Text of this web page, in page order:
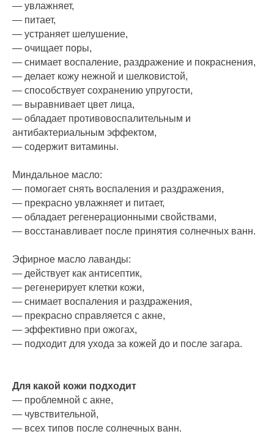
— увлажняет,
— питает,
— устраняет шелушение,
— очищает поры,
— снимает воспаление, раздражение и покраснения,
— делает кожу нежной и шелковистой,
— способствует сохранению упругости,
— выравнивает цвет лица,
— обладает противовоспалительным и
антибактериальным эффектом,
— содержит витамины.
Миндальное масло:
— помогает снять воспаления и раздражения,
— прекрасно увлажняет и питает,
— обладает регенерационными свойствами,
— восстанавливает после принятия солнечных ванн.
Эфирное масло лаванды:
— действует как антисептик,
— регенерирует клетки кожи,
— снимает воспаления и раздражения,
— прекрасно справляется с акне,
— эффективно при ожогах,
— подходит для ухода за кожей до и после загара.
Для какой кожи подходит
— проблемной с акне,
— чувствительной,
— всех типов после солнечных ванн.